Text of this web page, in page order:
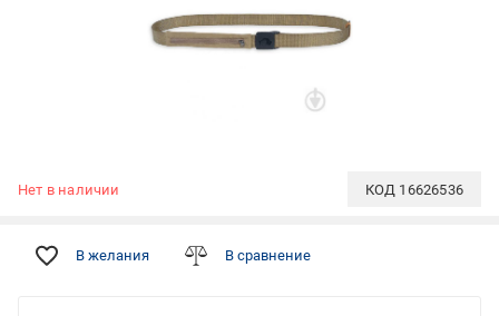
Нет в наличии КОД 16626536
В желания В сравнение